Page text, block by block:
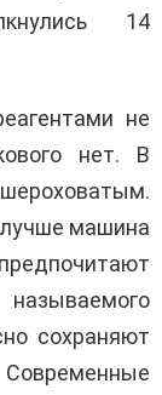
14
не
нет. В
машина
сохраняют
Современные